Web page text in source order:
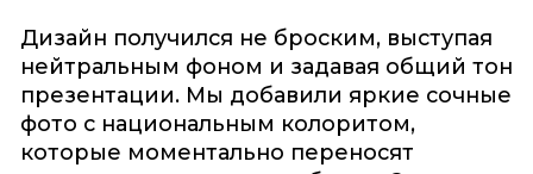
Дизайн получился не броским, выступая
нейтральным фоном и задавая общий тон
презентации. Мы добавили яркие сочные
фото с национальным колоритом,
которые моментально переносят